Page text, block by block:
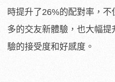
時提升了26%的配對率，
多的交友新體驗，也大幅
驗的接受度和好感度。